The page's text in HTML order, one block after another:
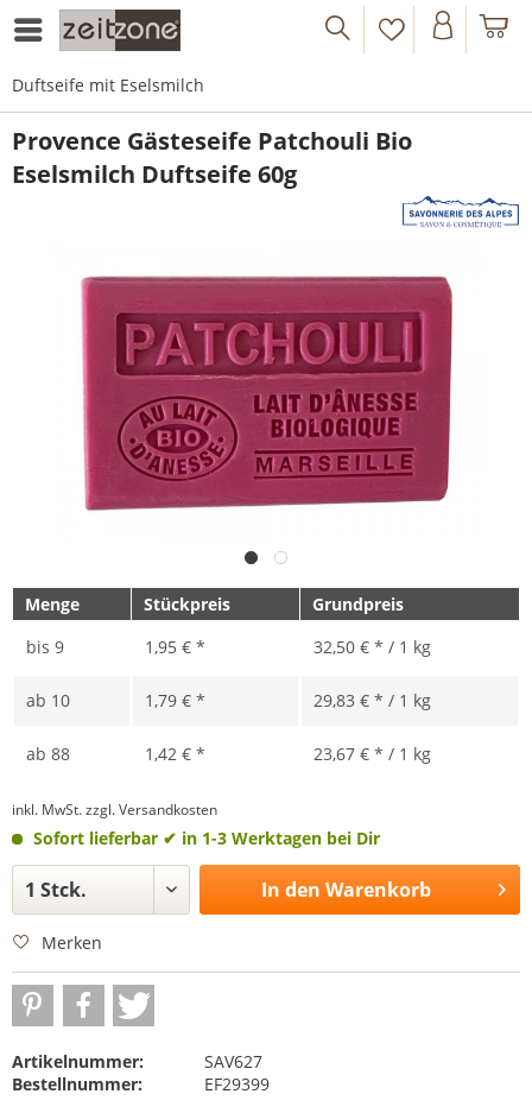
Duftseife mit Eselsmilch
Provence Gästeseife Patchouli Bio
Eselsmilch Duftseife 60g
Menge Stückpreis
Grundpreis
bis 9 1,95 € * 32,50 € * / 1 kg
ab 10 1,79 € * 29,83 € * / 1 kg
ab 88 1,42 € * 23,67 € * / 1 kg
inkl. MwSt.zzgl. Versandkosten
Sofort lieferbar ✔ in 1-3 Werktagen bei Dir
In den Warenkorb
Merken
Artikelnummer:
SAV627
Bestellnummer:
EF29399